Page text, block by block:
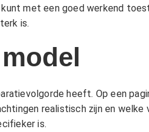
met een goed werkend
is.
heeft. Op een
realistisch zijn en welke
is.